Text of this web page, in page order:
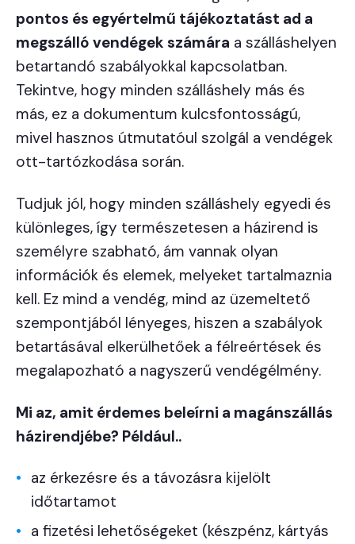
pontos és egyértelmű tájékoztatást ad a
megszálló vendégek számára a szálláshelyen
betartandó szabályokkal kapcsolatban.
Tekintve, hogy minden szálláshely más és
más, ez a dokumentum kulcsfontosságú,
mivel hasznos útmutatóul szolgál a vendégek
ott-tartózkodása során.
Tudjuk jól, hogy minden szálláshely egyedi és
különleges, így természetesen a házirend is
személyre szabható, ám vannak olyan
információk és elemek, melyeket tartalmaznia
kell. Ez mind a vendég, mind az üzemeltető
szempontjából lényeges, hiszen a szabályok
betartásával elkerülhetőek a félreértések és
megalapozható a nagyszerű vendégélmény.
Mi az, amit érdemes beleírni a magánszállás
házirendjébe? Például..
az érkezésre és a távozásra kijelölt
időtartamot
a fizetési lehetőségeket (készpénz, kártyás